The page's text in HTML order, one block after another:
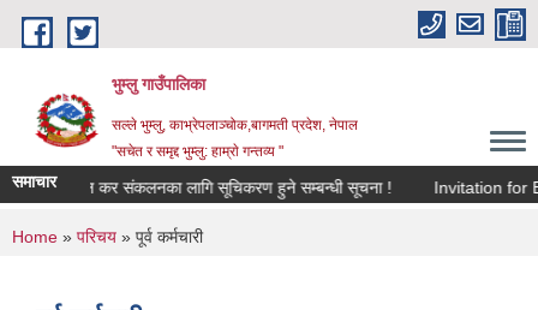
Skip to main content
भुम्लु गाउँपालिका
सल्ले भुम्लु, काभ्रेपलाञ्चोक,बागमती प्रदेश, नेपाल
"सचेत र समृद्द भुम्लु: हाम्राे गन्तव्य "
समाचार
विज्ञापन कर संकलनका लागि सूचिकरण हुने सम्बन्धी सूचना ! Invitation
You are here
Home » परिचय » पूर्व कर्मचारी